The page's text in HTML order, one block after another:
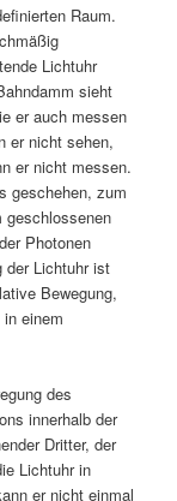
Raum.
Lichtuhr
sieht
er auch messen
er nicht sehen,
er nicht messen.
geschehen, zum
geschlossenen
Photonen
der Lichtuhr ist
Bewegung,
einem
des
innerhalb der
Dritter, der
Lichtuhr in
er nicht einmal